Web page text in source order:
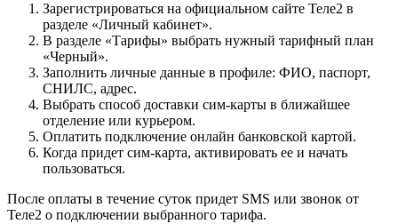
Зарегистрироваться на официальном сайте Теле2 в
разделе «Личный кабинет».
В разделе «Тарифы» выбрать нужный тарифный план
«Черный».
Заполнить личные данные в профиле: ФИО, паспорт,
СНИЛС, адрес.
Выбрать способ доставки сим-карты в ближайшее
отделение или курьером.
Оплатить подключение онлайн банковской картой.
Когда придет сим-карта, активировать ее и начать
пользоваться.
После оплаты в течение суток придет SMS или звонок от
Теле2 о подключении выбранного тарифа.